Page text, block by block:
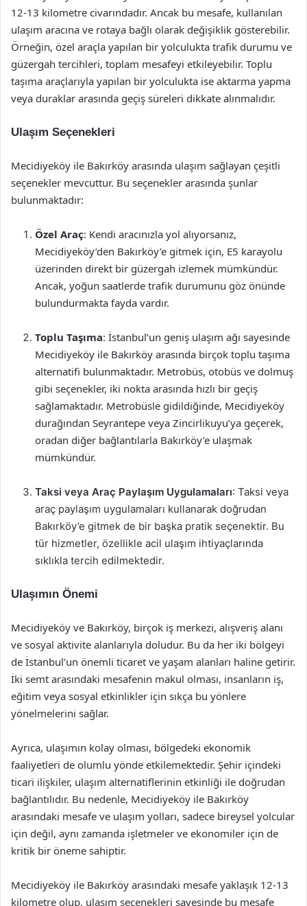
12-13 kilometre civarındadır. Ancak bu mesafe, kullanılan
ulaşım aracına ve rotaya bağlı olarak değişiklik gösterebilir.
Örneğin, özel araçla yapılan bir yolculukta trafik durumu ve
güzergah tercihleri, toplam mesafeyi etkileyebilir. Toplu
taşıma araçlarıyla yapılan bir yolculukta ise aktarma yapma
veya duraklar arasında geçiş süreleri dikkate alınmalıdır.
Ulaşım Seçenekleri
Mecidiyeköy ile Bakırköy arasında ulaşım sağlayan çeşitli
seçenekler mevcuttur. Bu seçenekler arasında şunlar
bulunmaktadır:
Özel Araç: Kendi aracınızla yol alıyorsanız,
Mecidiyeköy’den Bakırköy’e gitmek için, E5 karayolu
üzerinden direkt bir güzergah izlemek mümkündür.
Ancak, yoğun saatlerde trafik durumunu göz önünde
bulundurmakta fayda vardır.
Toplu Taşıma: İstanbul’un geniş ulaşım ağı sayesinde
Mecidiyeköy ile Bakırköy arasında birçok toplu taşıma
alternatifi bulunmaktadır. Metrobüs, otobüs ve dolmuş
gibi seçenekler, iki nokta arasında hızlı bir geçiş
sağlamaktadır. Metrobüsle gidildiğinde, Mecidiyeköy
durağından Seyrantepe veya Zincirlikuyu’ya geçerek,
oradan diğer bağlantılarla Bakırköy’e ulaşmak
mümkündür.
Taksi veya Araç Paylaşım Uygulamaları: Taksi veya
araç paylaşım uygulamaları kullanarak doğrudan
Bakırköy’e gitmek de bir başka pratik seçenektir. Bu
tür hizmetler, özellikle acil ulaşım ihtiyaçlarında
sıklıkla tercih edilmektedir.
Ulaşımın Önemi
Mecidiyeköy ve Bakırköy, birçok iş merkezi, alışveriş alanı
ve sosyal aktivite alanlarıyla doludur. Bu da her iki bölgeyi
de İstanbul’un önemli ticaret ve yaşam alanları haline getirir.
İki semt arasındaki mesafenin makul olması, insanların iş,
eğitim veya sosyal etkinlikler için sıkça bu yönlere
yönelmelerini sağlar.
Ayrıca, ulaşımın kolay olması, bölgedeki ekonomik
faaliyetleri de olumlu yönde etkilemektedir. Şehir içindeki
ticari ilişkiler, ulaşım alternatiflerinin etkinliği ile doğrudan
bağlantılıdır. Bu nedenle, Mecidiyeköy ile Bakırköy
arasındaki mesafe ve ulaşım yolları, sadece bireysel yolcular
için değil, aynı zamanda işletmeler ve ekonomiler için de
kritik bir öneme sahiptir.
Mecidiyeköy ile Bakırköy arasındaki mesafe yaklaşık 12-13
kilometre olup, ulaşım seçenekleri sayesinde bu mesafe